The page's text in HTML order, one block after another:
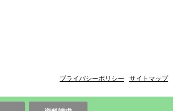
サイトマップ
プライバシーポリシー